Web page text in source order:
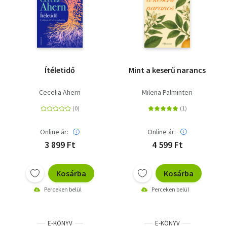
Ítéletidő
Cecelia Ahern
Online ár:
3 899 Ft
Kosárba
Perceken belül
Mint a keserű narancs
Milena Palminteri
Online ár:
4 599 Ft
Kosárba
Perceken belül
E-KÖNYV E-KÖNYV